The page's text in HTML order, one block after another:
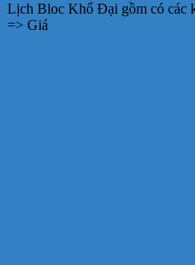
Lịch Bloc Khổ Đại gồm có các
=> Giá